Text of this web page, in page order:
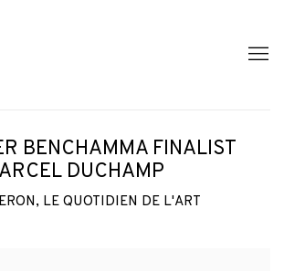
BENCHAMMA FINALIST
DUCHAMP
LE QUOTIDIEN DE L'ART